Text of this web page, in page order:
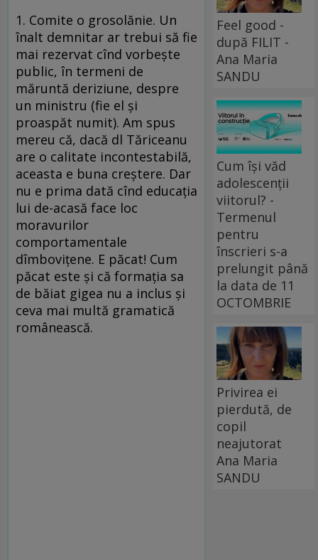
1. Comite o grosolănie. Un
înalt demnitar ar trebui să fie
mai rezervat cînd vorbeşte
public, în termeni de
măruntă deriziune, despre
un ministru (fie el şi
proaspăt numit). Am spus
mereu că, dacă dl Tăriceanu
are o calitate incontestabilă,
aceasta e buna creştere. Dar
nu e prima dată cînd educaţia
lui de-acasă face loc
moravurilor
comportamentale
dîmboviţene. E păcat! Cum
păcat este şi că formaţia sa
de băiat gigea nu a inclus şi
ceva mai multă gramatică
românească.
Feel good -
după FILIT -
Ana Maria
SANDU
Cum își văd
adolescenții
viitorul? -
Termenul
pentru
înscrieri s-a
prelungit până
la data de 11
OCTOMBRIE
Privirea ei
pierdută, de
copil
neajutorat
Ana Maria
SANDU